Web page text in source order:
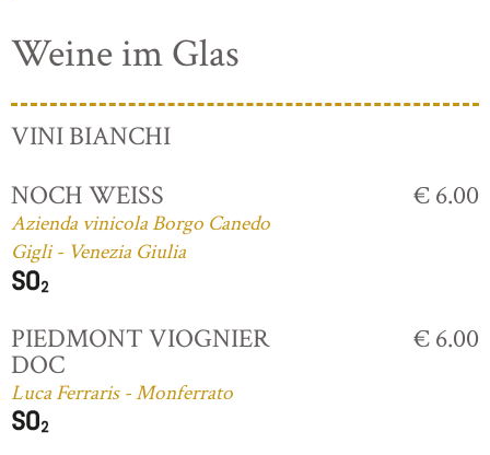
Weine im Glas
VINI BIANCHI
NOCH WEISS
Azienda vinicola Borgo Canedo
Gigli - Venezia Giulia
€ 6.00
PIEDMONT VIOGNIER
DOC
Luca Ferraris - Monferrato
€ 6.00